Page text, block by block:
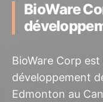
BioWare
BioWare Corp
développement
Edmonton au